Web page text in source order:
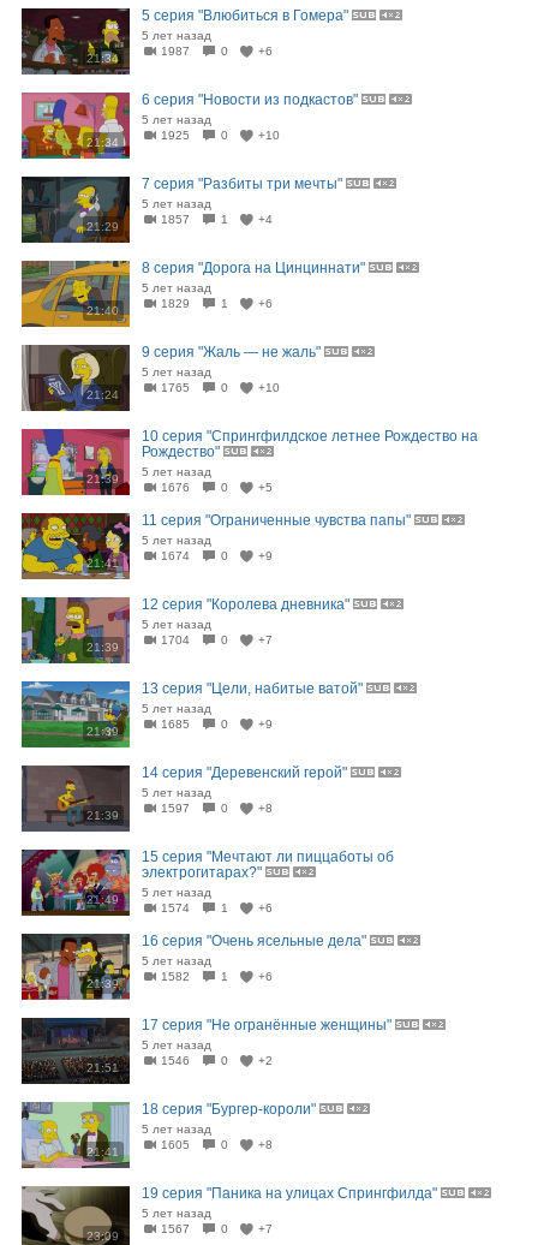
21:34
5 серия "Влюбиться в Гомера"
5 лет назад
1987
0 +6
21:34
6 серия "Новости из подкастов"
5 лет назад
1925
0 +10
21:29
7 серия "Разбиты три мечты"
5 лет назад
1857
1 +4
21:40
8 серия "Дорога на Цинциннати"
5 лет назад
1829
1 +6
21:24
9 серия "Жаль — не жаль"
5 лет назад
1765
0 +10
21:39
10 серия "Спрингфилдское летнее Рождество на
Рождество"
5 лет назад
1676
0 +5
21:41
11 серия "Ограниченные чувства папы"
5 лет назад
1674
0 +9
21:39
12 серия "Королева дневника"
5 лет назад
1704
0 +7
21:39
13 серия "Цели, набитые ватой"
5 лет назад
1685
0 +9
21:39
14 серия "Деревенский герой"
5 лет назад
1597
0 +8
21:49
15 серия "Мечтают ли пиццаботы об
электрогитарах?"
5 лет назад
1574
1 +6
21:39
16 серия "Очень ясельные дела"
5 лет назад
1582
1 +6
21:51
17 серия "Не огранённые женщины"
5 лет назад
1546
0 +2
21:41
18 серия "Бургер-короли"
5 лет назад
1605
0 +8
23:09
19 серия "Паника на улицах Спрингфилда"
5 лет назад
1567
0 +7